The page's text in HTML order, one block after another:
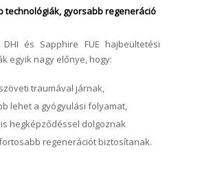
technológiák, gyorsabb regeneráció
és Sapphire FUE hajbeültetési
egyik nagy előnye, hogy:
traumával járnak,
lehet a gyógyulási folyamat,
hegképződéssel dolgoznak
regenerációt biztosítanak.